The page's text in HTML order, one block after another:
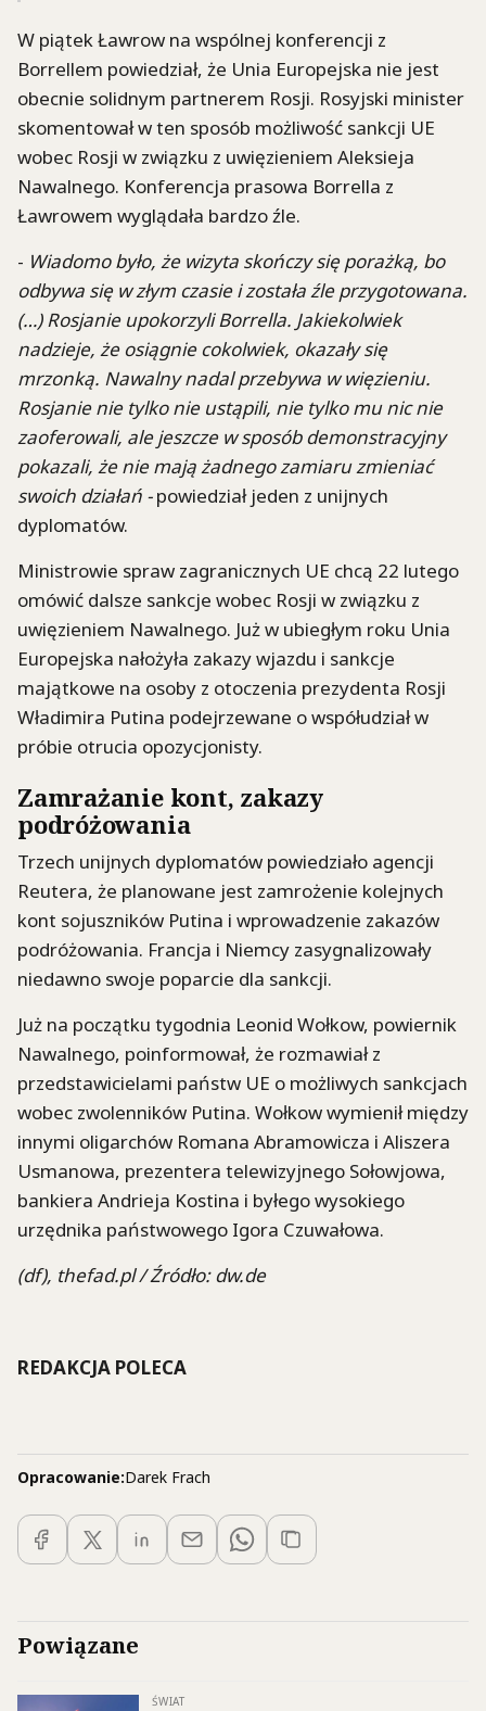
W piątek Ławrow na wspólnej konferencji z
Borrellem powiedział, że Unia Europejska nie jest
obecnie solidnym partnerem Rosji. Rosyjski minister
skomentował w ten sposób możliwość sankcji UE
wobec Rosji w związku z uwięzieniem Aleksieja
Nawalnego. Konferencja prasowa Borrella z
Ławrowem wyglądała bardzo źle.
- Wiadomo było, że wizyta skończy się porażką, bo
odbywa się w złym czasie i została źle przygotowana.
(…) Rosjanie upokorzyli Borrella. Jakiekolwiek
nadzieje, że osiągnie cokolwiek, okazały się
mrzonką. Nawalny nadal przebywa w więzieniu.
Rosjanie nie tylko nie ustąpili, nie tylko mu nic nie
zaoferowali, ale jeszcze w sposób demonstracyjny
pokazali, że nie mają żadnego zamiaru zmieniać
swoich działań -powiedział jeden z unijnych
dyplomatów.
Ministrowie spraw zagranicznych UE chcą 22 lutego
omówić dalsze sankcje wobec Rosji w związku z
uwięzieniem Nawalnego. Już w ubiegłym roku Unia
Europejska nałożyła zakazy wjazdu i sankcje
majątkowe na osoby z otoczenia prezydenta Rosji
Władimira Putina podejrzewane o współudział w
próbie otrucia opozycjonisty.
Zamrażanie kont, zakazy
podróżowania
Trzech unijnych dyplomatów powiedziało agencji
Reutera, że planowane jest zamrożenie kolejnych
kont sojuszników Putina i wprowadzenie zakazów
podróżowania. Francja i Niemcy zasygnalizowały
niedawno swoje poparcie dla sankcji.
Już na początku tygodnia Leonid Wołkow, powiernik
Nawalnego, poinformował, że rozmawiał z
przedstawicielami państw UE o możliwych sankcjach
wobec zwolenników Putina. Wołkow wymienił między
innymi oligarchów Romana Abramowicza i Aliszera
Usmanowa, prezentera telewizyjnego Sołowjowa,
bankiera Andrieja Kostina i byłego wysokiego
urzędnika państwowego Igora Czuwałowa.
(df), thefad.pl / Źródło: dw.de
REDAKCJA POLECA
Opracowanie:Darek Frach
Powiązane
ŚWIAT